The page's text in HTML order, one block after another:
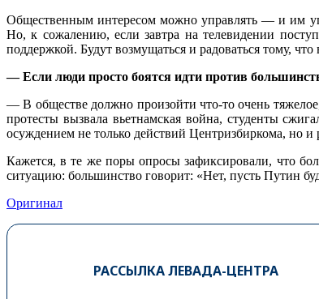
Общественным интересом можно управлять — и им
Но, к сожалению, если завтра на телевидении
поддержкой. Будут возмущаться и радоваться тому, что
— Если люди просто боятся идти против
— В обществе должно произойти что-то очень
протесты вызвала вьетнамская война, студенты
осуждением не только действий Центризбиркома, но
Кажется, в те же поры опросы зафиксировали, что
ситуацию: большинство говорит: «Нет, пусть Путин
Оригинал
РАССЫЛКА ЛЕВАДА-ЦЕНТРА